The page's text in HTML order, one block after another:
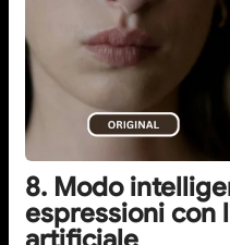
8. Modo
espressioni con